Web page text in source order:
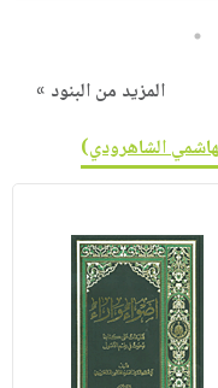
5
المزيد من البنود »
الشاهرودي)